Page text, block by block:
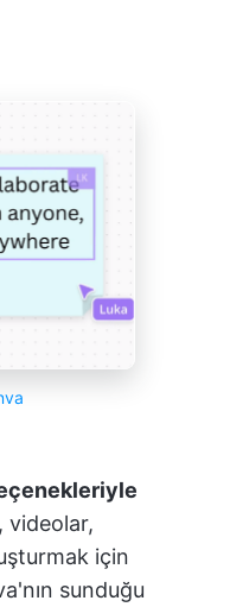
videolar,
için
sunduğu